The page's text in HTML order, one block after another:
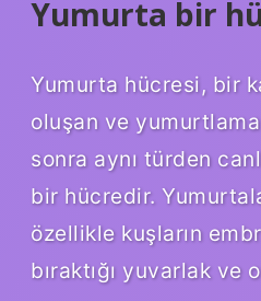
Yumurta bir
Yumurta hücresi, bir
oluşan ve
sonra aynı türden
bir hücredir.
özellikle kuşların
bıraktığı yuvarlak ve